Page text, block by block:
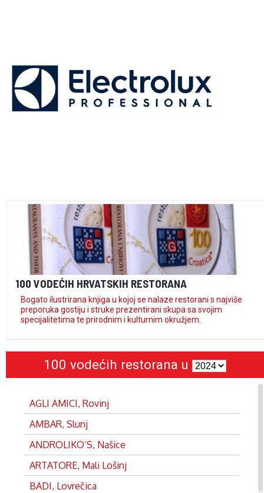
100 VODEĆIH HRVATSKIH RESTORANA
Bogato ilustrirana knjiga u kojoj se nalaze restorani s najviše
preporuka gostiju i struke prezentirani skupa sa svojim
specijalitetima te prirodnim i kulturnim okružjem.
100 vodećih restorana u
AGLI AMICI, Rovinj
AMBAR, Slunj
ANDROLIKO’S, Našice
ARTATORE, Mali Lošinj
BADI, Lovrečica